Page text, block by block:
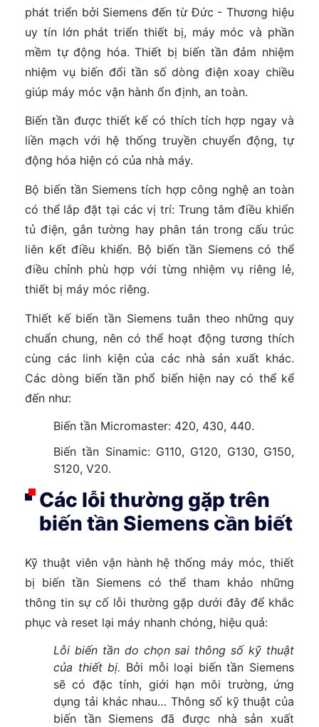
phát triển bởi Siemens đến từ Đức - Thương hiệu
uy tín lớn phát triển thiết bị, máy móc và phần
mềm tự động hóa. Thiết bị biến tần đảm nhiệm
nhiệm vụ biến đổi tần số dòng điện xoay chiều
giúp máy móc vận hành ổn định, an toàn.
Biến tần được thiết kế có thích tích hợp ngay và
liền mạch với hệ thống truyền chuyển động, tự
động hóa hiện có của nhà máy.
Bộ biến tần Siemens tích hợp công nghệ an toàn
có thể lắp đặt tại các vị trí: Trung tâm điều khiển
tủ điện, gắn tường hay phân tán trong cấu trúc
liên kết điều khiển. Bộ biến tần Siemens có thể
điều chỉnh phù hợp với từng nhiệm vụ riêng lẻ,
thiết bị máy móc riêng.
Thiết kế biến tần Siemens tuân theo những quy
chuẩn chung, nên có thể hoạt động tương thích
cùng các linh kiện của các nhà sản xuất khác.
Các dòng biến tần phổ biến hiện nay có thể kể
đến như:
Biến tần Micromaster: 420, 430, 440.
Biến tần Sinamic: G110, G120, G130, G150,
S120, V20.
Các lỗi thường gặp trên
biến tần Siemens cần biết
Kỹ thuật viên vận hành hệ thống máy móc, thiết
bị biến tần Siemens có thể tham khảo những
thông tin sự cố lỗi thường gặp dưới đây để khắc
phục và reset lại máy nhanh chóng, hiệu quả:
Lỗi biến tần do chọn sai thông số kỹ thuật
của thiết bị. Bởi mỗi loại biến tần Siemens
sẽ có đặc tính, giới hạn môi trường, ứng
dụng tải khác nhau… Thông số kỹ thuật của
biến tần Siemens đã được nhà sản xuất